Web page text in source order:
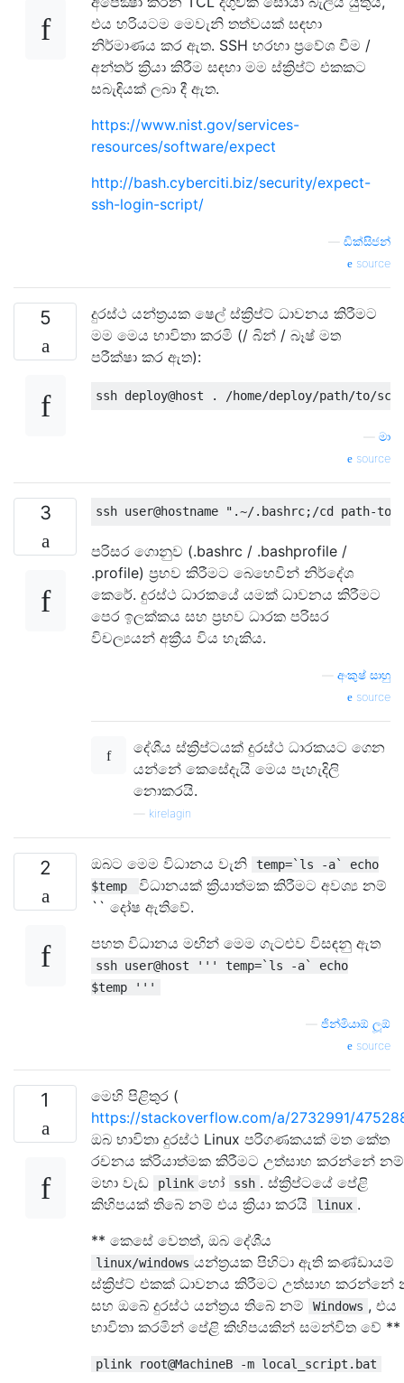
එය හරියටම මෙවැනි තත්වයක් සඳහා
නිර්මාණය කර ඇත. SSH හරහා ප්‍රවේශ වීම /
අන්තර් ක්‍රියා කිරීම සඳහා මම ස්ක්‍රිප්ට් එකකට
සබැඳියක් ලබා දී ඇත.
https://www.nist.gov/services-
resources/software/expect
http://bash.cyberciti.biz/security/expect-
ssh-login-script/
ඩික්සිජන්
source
5
දුරස්ථ යන්ත්‍රයක ෂෙල් ස්ක්‍රිප්ට් ධාවනය කිරීමට
මම මෙය භාවිතා කරමි (/ බින් / බෑෂ් මත
පරීක්ෂා කර ඇත):
ssh deploy@host . /home/deploy/path/to/
මා
source
3 ssh user@hostname ".~/.bashrc;/cd path-
පරිසර ගොනුව (.bashrc / .bashprofile /
.profile) ප්‍රභව කිරීමට බෙහෙවින් නිර්දේශ
කෙරේ. දුරස්ථ ධාරකයේ යමක් ධාවනය කිරීමට
පෙර ඉලක්කය සහ ප්‍රභව ධාරක පරිසර
විචල්‍යයන් අක්‍රීය විය හැකිය.
අංකුෂ් සාහු
source
දේශීය ස්ක්‍රිප්ටයක් දුරස්ථ ධාරකයට ගෙන
යන්නේ කෙසේදැයි මෙය පැහැදිලි
නොකරයි.
kirelagin
2 ඔබට මෙම විධානය වැනි
temp=`ls -a` echo
$temp
විධානයක් ක්‍රියාත්මක කිරීමට අවශ්‍ය නම්
`` දෝෂ ඇතිවේ.
පහත විධානය මඟින් මෙම ගැටළුව විසඳනු ඇත
ssh user@host ''' temp=`ls -a` echo
$temp '''
ජින්මියාඕ ලූඕ
source
1
මෙහි පිළිතුර (
https://stackoverflow.com/a/2732991/
ඔබ භාවිතා දුරස්ථ Linux පරිගණකයක් මත කේත
රචනය ක්රියාත්මක කිරීමට උත්සාහ කරන්නේ
මහා වැඩ
plink හෝ ssh . ස්ක්‍රිප්ටයේ පේළි
කිහිපයක් තිබේ නම් එය ක්‍රියා කරයි
linux .
** කෙසේ වෙතත්, ඔබ දේශීය
linux/windows යන්ත්‍රයක පිහිටා ඇති කණ්ඩායම්
ස්ක්‍රිප්ට් එකක් ධාවනය කිරීමට උත්සාහ කරන්නේ
සහ ඔබේ දුරස්ථ යන්ත්‍රය තිබේ නම්
Windows , එය
භාවිතා කරමින් පේළි කිහිපයකින් සමන්විත වේ **
plink root@MachineB -m local_script.bat